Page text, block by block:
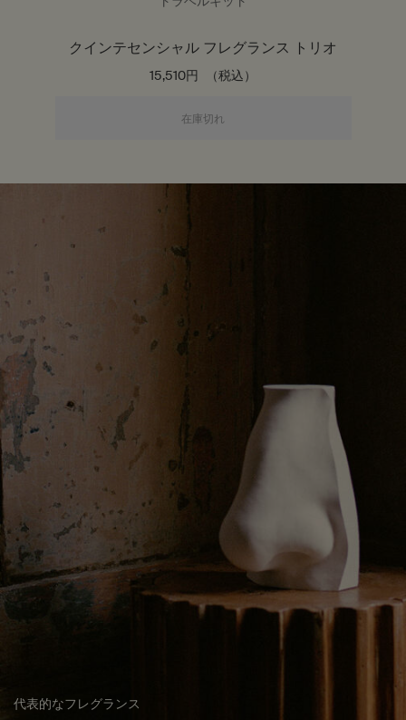
クインテセンシャル フレグランス トリオ
15,510円 （税込）
在庫切れ
代表的なフレグランス